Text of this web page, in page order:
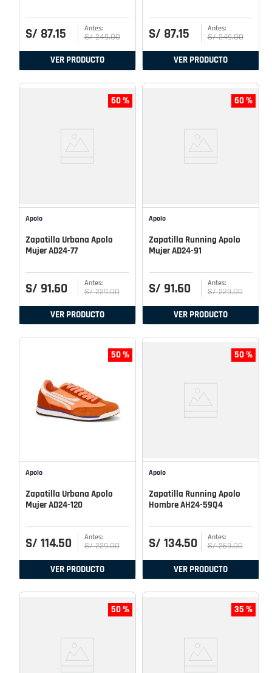
S/ 87.15 S/ 249.00
VER PRODUCTO
S/ 87.15 S/ 249.00
VER PRODUCTO
60 %
Apolo
Zapatilla Urbana Apolo
Mujer AD24-77
S/ 91.60 S/ 229.00
VER PRODUCTO
60 %
Apolo
Zapatilla Running Apolo
Mujer AD24-91
S/ 91.60 S/ 229.00
VER PRODUCTO
50 %
Apolo
Zapatilla Urbana Apolo
Mujer AD24-120
S/ 114.50 S/ 229.00
VER PRODUCTO
50 %
Apolo
Zapatilla Running Apolo
Hombre AH24-59Q4
S/ 134.50 S/ 269.00
VER PRODUCTO
50 % 35 %